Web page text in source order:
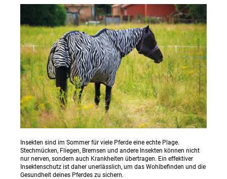
Insekten sind im Sommer für viele Pferde eine echte Plage.
Stechmücken, Fliegen, Bremsen und andere Insekten können nicht
nur nerven, sondern auch Krankheiten übertragen. Ein effektiver
Insektenschutz ist daher unerlässlich, um das Wohlbefinden und die
Gesundheit deines Pferdes zu sichern.